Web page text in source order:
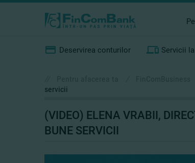
Deservirea conturilor Servicii
servicii
(VIDEO) ELENA VRABII,
BUNE SERVICII